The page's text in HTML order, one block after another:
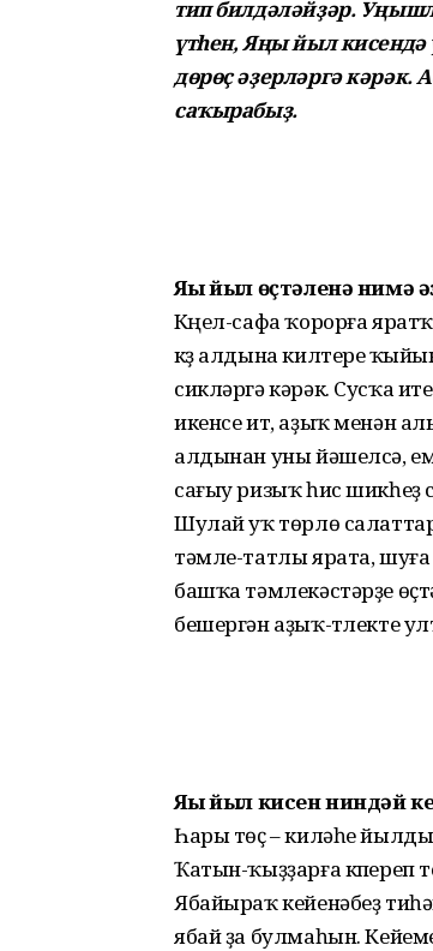
тип билдәләйҙәр.
үтһен, Яңы йыл кисендә
дөрөҫ әҙерләргә кәрәк.
саҡырабыҙ.
Яңы йыл өҫтәленә нимә
Күңел-сафа ҡорорға
күҙ алдына килтереү
сикләргә кәрәк. Сусҡа
икенсе ит, аҙыҡ менән
алдынан уны йәшелсә,
сағыу ризыҡ һис шикһеҙ
Шулай уҡ төрлө
тәмле-татлы ярата,
башҡа тәмлекәстәрҙе
бешергән аҙыҡ-түлекте
Яңы йыл кисен ниндәй
Һары төҫ – киләһе
Ҡатын-ҡыҙҙарға күпереп
Ябайыраҡ кейенәбеҙ
ябай ҙа булмаһын.